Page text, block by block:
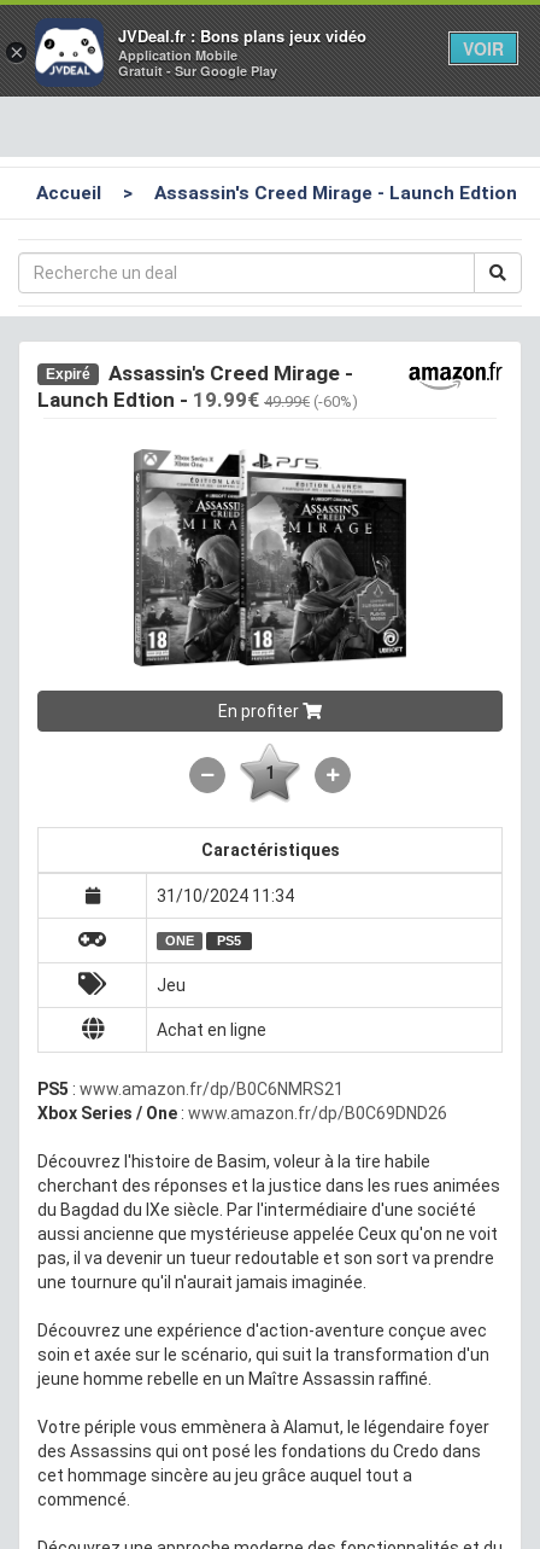
×
JVDeal.fr : Bons plans jeux vidéo
Application Mobile
Gratuit - Sur Google Play
VOIR
Accueil > Assassin's Creed Mirage - Launch Edtion
Expiré
Assassin's Creed Mirage -
Launch Edtion - 19.99€ 49.99€ (-60%)
En profiter
1
Caractéristiques
31/10/2024 11:34
ONE PS5
Jeu
Achat en ligne
PS5 : www.amazon.fr/dp/B0C6NMRS21
Xbox Series / One : www.amazon.fr/dp/B0C69DND26
Découvrez l'histoire de Basim, voleur à la tire habile
cherchant des réponses et la justice dans les rues animées
du Bagdad du IXe siècle. Par l'intermédiaire d'une société
aussi ancienne que mystérieuse appelée Ceux qu'on ne voit
pas, il va devenir un tueur redoutable et son sort va prendre
une tournure qu'il n'aurait jamais imaginée.
Découvrez une expérience d'action-aventure conçue avec
soin et axée sur le scénario, qui suit la transformation d'un
jeune homme rebelle en un Maître Assassin raffiné.
Votre périple vous emmènera à Alamut, le légendaire foyer
des Assassins qui ont posé les fondations du Credo dans
cet hommage sincère au jeu grâce auquel tout a
commencé.